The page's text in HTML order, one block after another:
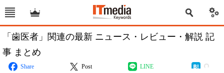
「歯医者」関連の最新 ニュース・レビュー・解説 記
事 まとめ
Share Post LINE